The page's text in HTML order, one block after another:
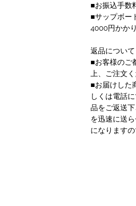
■お振込手数
■サップボー
4000円かか
返品について
■お客様のご
上、ご注文く
■お届けした
しくは電話
品をご返送
を迅速に送
になりますの